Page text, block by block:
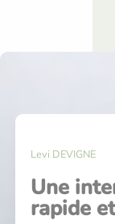
Levi DEVIGNE
Une
rapide